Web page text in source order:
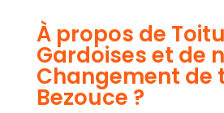
À propos de
Gardoises et de
Changement de
Bezouce ?